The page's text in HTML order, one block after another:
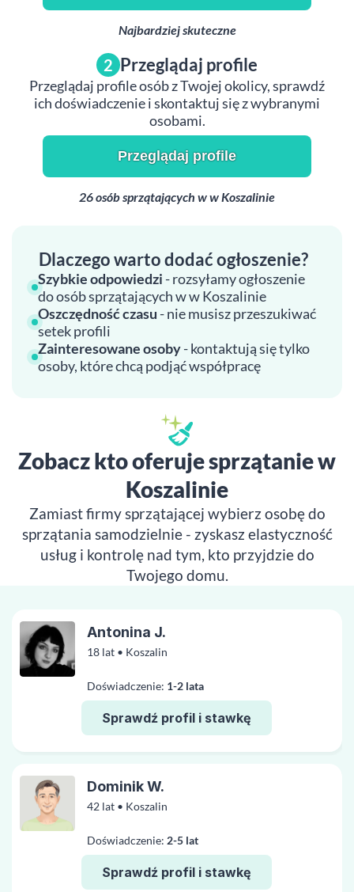
Najbardziej skuteczne
2 Przeglądaj profile
Przeglądaj profile osób z Twojej okolicy, sprawdź
ich doświadczenie i skontaktuj się z wybranymi
osobami.
Przeglądaj profile
26 osób sprzątających w w Koszalinie
Dlaczego warto dodać ogłoszenie?
Szybkie odpowiedzi - rozsyłamy ogłoszenie
do osób sprzątających w w Koszalinie
Oszczędność czasu - nie musisz przeszukiwać
setek profili
Zainteresowane osoby- kontaktują się tylko
osoby, które chcą podjąć współpracę
Zobacz kto oferuje sprzątanie w
Koszalinie
Zamiast firmy sprzątającej wybierz osobę do
sprzątania samodzielnie - zyskasz elastyczność
usług i kontrolę nad tym, kto przyjdzie do
Twojego domu.
18 lat • Koszalin
Doświadczenie: 1-2 lata
Sprawdź profil i stawkę
Antonina J.
42 lat • Koszalin
Doświadczenie: 2-5 lat
Sprawdź profil i stawkę
Dominik W.